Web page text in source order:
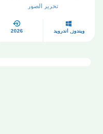
2026
تحرير الصور
ويندوز, أندرويد 2026